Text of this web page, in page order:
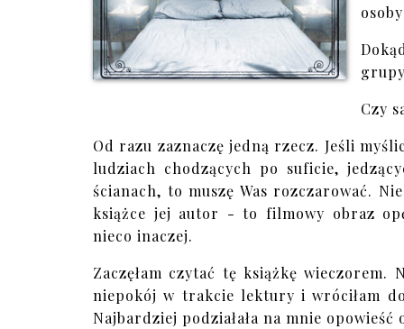
Czy
Od razu zaznaczę jedną rzecz. Jeśli
ludziach chodzących po suficie,
ścianach, to muszę Was rozczarować.
książce jej autor - to filmowy obraz
nieco inaczej.
Zaczęłam czytać tę książkę wieczorem.
niepokój w trakcie lektury i wróciłam
Najbardziej podziałała na mnie